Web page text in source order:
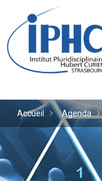
Institut
Accueil Agenda